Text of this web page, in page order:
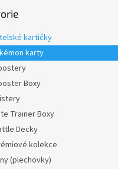
kartičky
karty
Boxy
Trainer Boxy
Decky
kolekce
(plechovky)